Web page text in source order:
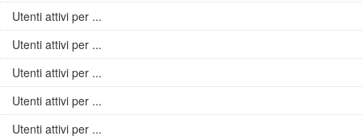
Utenti attivi per ...
Utenti attivi per ...
Utenti attivi per ...
Utenti attivi per ...
Utenti attivi per ...